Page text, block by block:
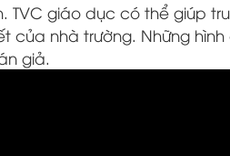
giáo dục có thể giúp
của nhà trường. Những
giả.